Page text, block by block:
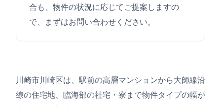
合も、物件の状況に応じてご提案しますの
で、まずはお問い合わせください。
川崎市川崎区は、駅前の高層マンションから大師線沿
線の住宅地、臨海部の社宅・寮まで物件タイプの幅が